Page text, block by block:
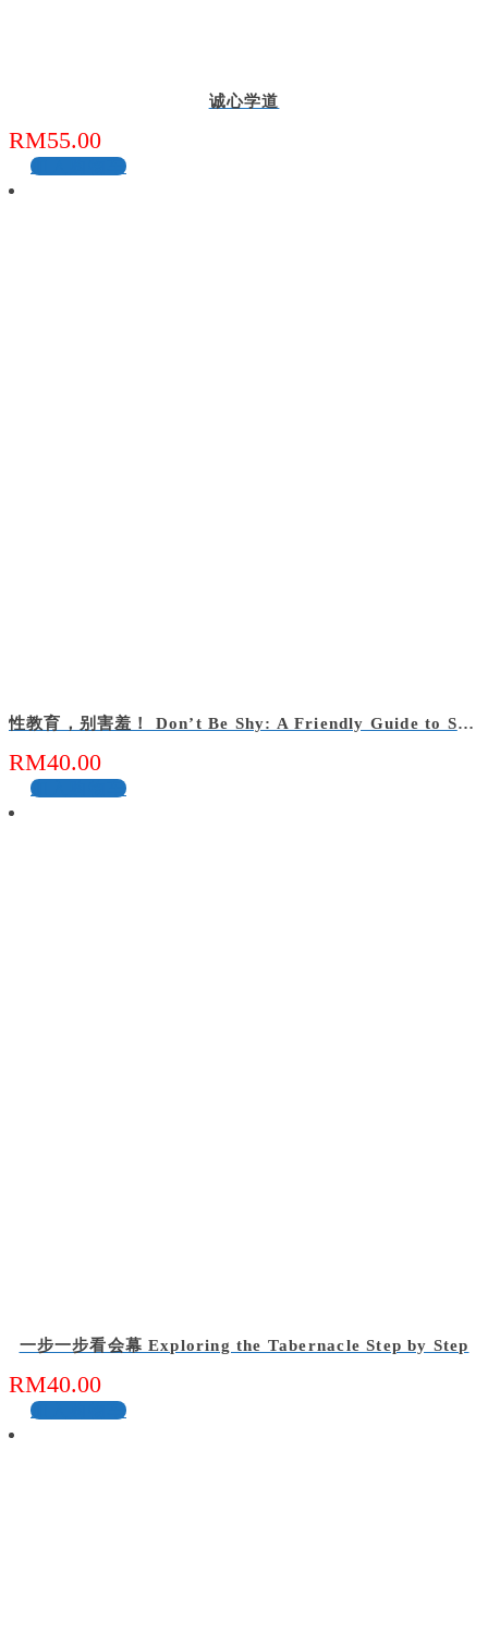
诚心学道
RM55.00
加入购物车
性教育，别害羞！ Don’t Be Shy: A Friendly Guide to Sex Education
RM40.00
加入购物车
一步一步看会幕 Exploring the Tabernacle Step by Step
RM40.00
加入购物车